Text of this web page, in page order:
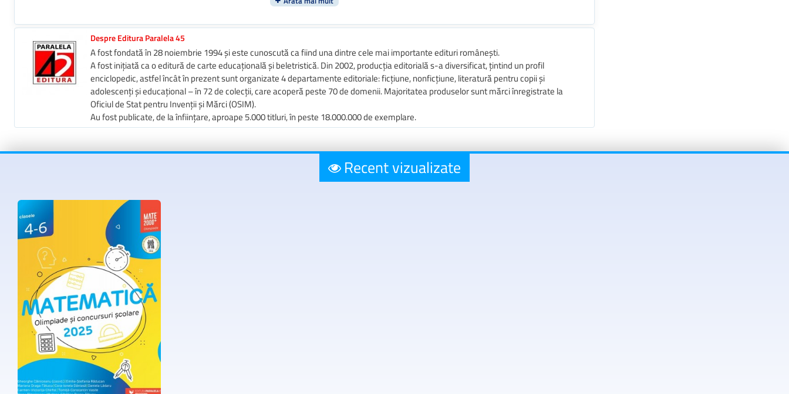
Despre Editura Paralela 45
A fost fondată în 28 noiembrie 1994 și este cunoscută ca fiind una dintre cele mai importante edituri românești.
A fost inițiată ca o editură de carte educațională și beletristică. Din 2002, producția editorială s-a diversificat, țintind un profil
enciclopedic, astfel încât în prezent sunt organizate 4 departamente editoriale: ficțiune, nonficțiune, literatură pentru copii și
adolescenți și educațional – în 72 de colecții, care acoperă peste 70 de domenii. Majoritatea produselor sunt mărci înregistrate la
Oficiul de Stat pentru Invenții și Mărci (OSIM).
Au fost publicate, de la înființare, aproape 5.000 titluri, în peste 18.000.000 de exemplare.
perseverență și excelență.
Prof. univ. dr. Radu Gologan
Recent vizualizate